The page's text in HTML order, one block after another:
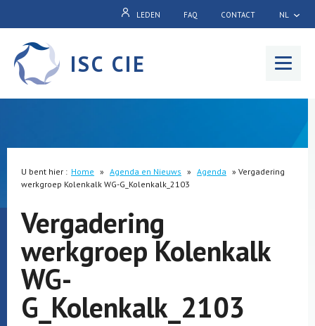
LEDEN FAQ CONTACT NL
ISC CIE
U bent hier : Home » Agenda en Nieuws » Agenda » Vergadering
werkgroep Kolenkalk WG-G_Kolenkalk_2103
Vergadering
werkgroep Kolenkalk
WG-
G_Kolenkalk_2103